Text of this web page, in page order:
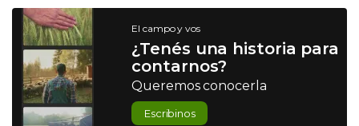
El campo y vos
¿Tenés una historia para
contarnos?
Queremos conocerla
Escribinos